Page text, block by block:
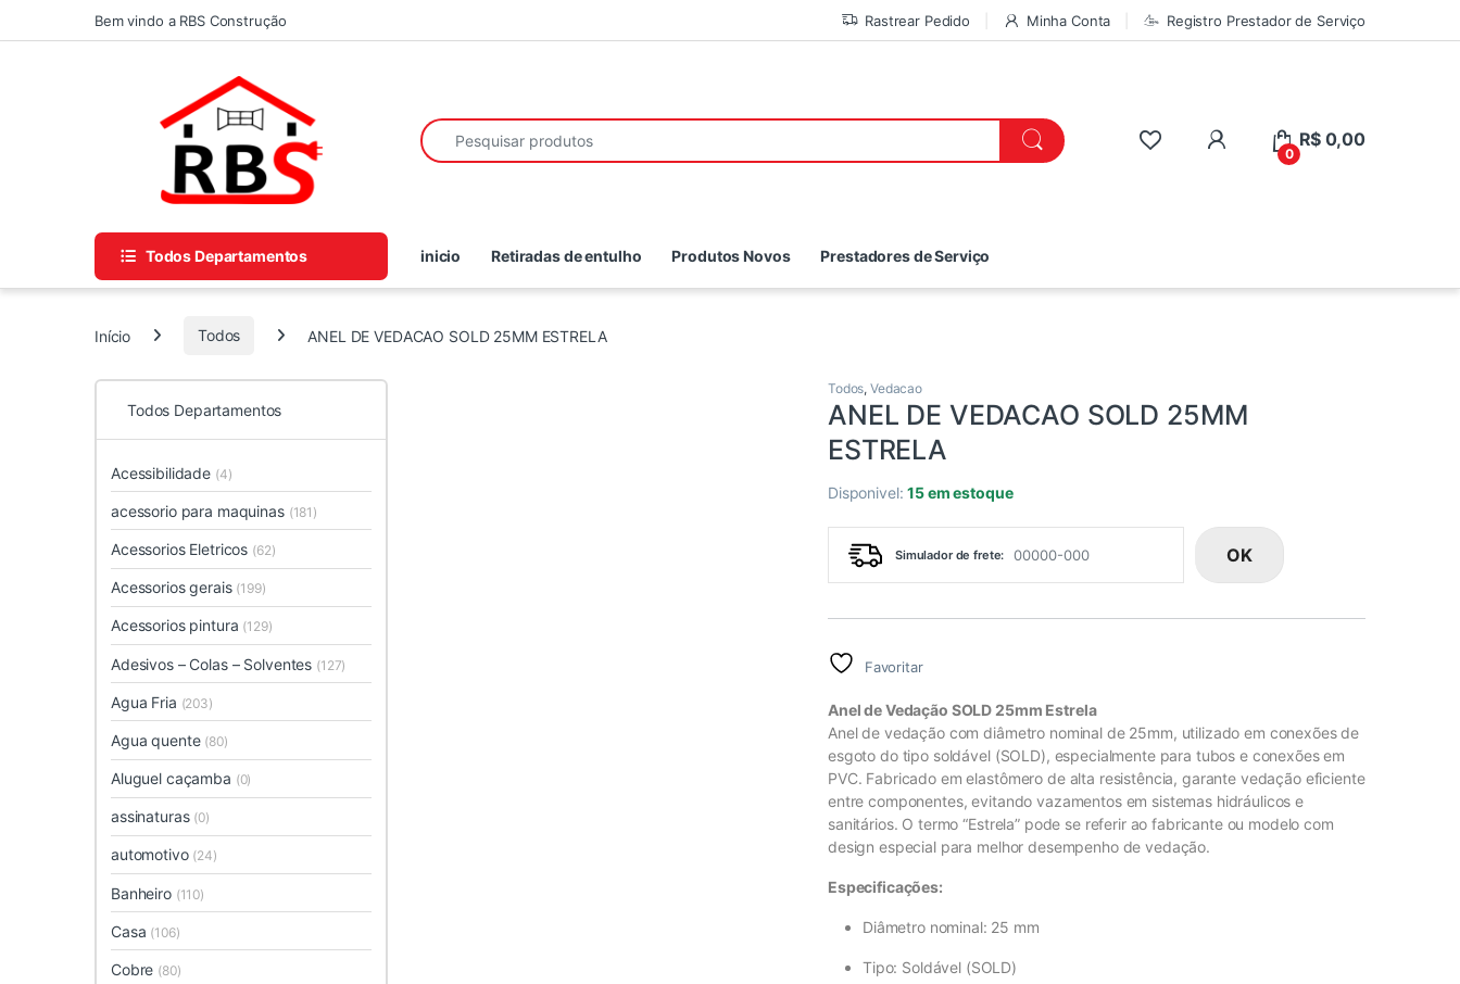
Skip to navigation
Skip to contentBem vindo a RBS Construção Rastrear Pedido Minha Conta Registro Prestador de Serviço
Search for:
0
R$0,00
Todos Departamentos inicio Retiradas de entulho Produtos Novos Prestadores de Serviço
Início Todos ANEL DE VEDACAO SOLD 25MM ESTRELA
Todos,Vedacao
ANEL DE VEDACAO SOLD 25MM
ESTRELA
Disponivel:15 em estoque
Simulador de frete: OK
Favoritar
Anel de Vedação SOLD 25mm Estrela
Anel de vedação com diâmetro nominal de 25mm, utilizado em conexões de
esgoto do tipo soldável (SOLD), especialmente para tubos e conexões em
PVC. Fabricado em elastômero de alta resistência, garante vedação eficiente
entre componentes, evitando vazamentos em sistemas hidráulicos e
sanitários. O termo “Estrela” pode se referir ao fabricante ou modelo com
design especial para melhor desempenho de vedação.
Especificações:
Diâmetro nominal: 25 mm
Tipo: Soldável (SOLD)
Todos Departamentos
Acessibilidade (4)
acessorio para maquinas (181)
Acessorios Eletricos (62)
Acessorios gerais (199)
Acessorios pintura (129)
Adesivos – Colas – Solventes (127)
Agua Fria (203)
Agua quente (80)
Aluguel caçamba (0)
assinaturas (0)
automotivo (24)
Banheiro (110)
Casa (106)
Cobre (80)